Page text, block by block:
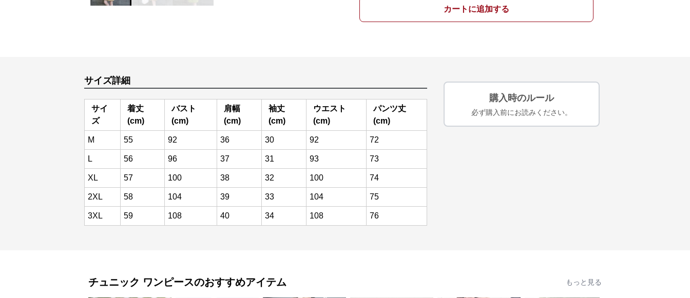
カートに追加する
サイズ詳細
サイ
ズ
着丈
(cm)
バスト
(cm)
肩幅
(cm)
袖丈
(cm)
ウエスト
(cm)
パンツ丈
(cm)
M 55 92 36 30 92 72
L 56 96 37 31 93 73
XL 57 100 38 32 100 74
2XL 58 104 39 33 104 75
3XL 59 108 40 34 108 76
購入時のルール
必ず購入前にお読みください。
チュニック ワンピースのおすすめアイテム もっと見る